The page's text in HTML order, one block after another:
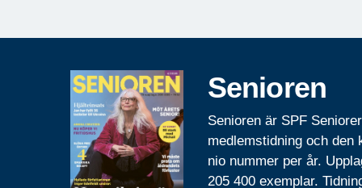
Senioren
Senioren är SPF
medlemstidning och den
nio nummer per år.
205 400 exemplar.